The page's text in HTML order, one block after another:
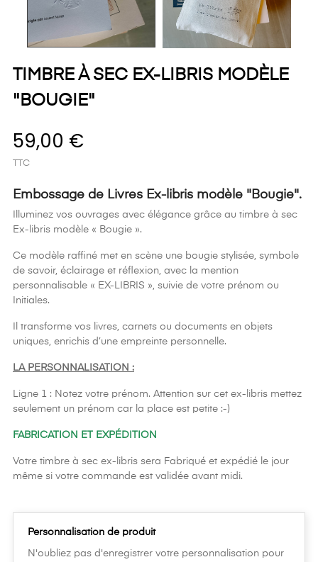
TIMBRE À SEC EX-LIBRIS MODÈLE
"BOUGIE"
59,00 €
TTC
Embossage de Livres Ex-libris modèle "Bougie".
Illuminez vos ouvrages avec élégance grâce au timbre à sec
Ex-libris modèle « Bougie ».
Ce modèle raffiné met en scène une bougie stylisée, symbole
de savoir, éclairage et réflexion, avec la mention
personnalisable « EX-LIBRIS », suivie de votre prénom ou
Initiales.
Il transforme vos livres, carnets ou documents en objets
uniques, enrichis d’une empreinte personnelle.
LA PERSONNALISATION :
Ligne 1 : Notez votre prénom. Attention sur cet ex-libris mettez
seulement un prénom car la place est petite :-)
FABRICATION ET EXPÉDITION
Votre timbre à sec ex-libris sera Fabriqué et expédié le jour
même si votre commande est validée avant midi.
Personnalisation de produit
N'oubliez pas d'enregistrer votre personnalisation pour